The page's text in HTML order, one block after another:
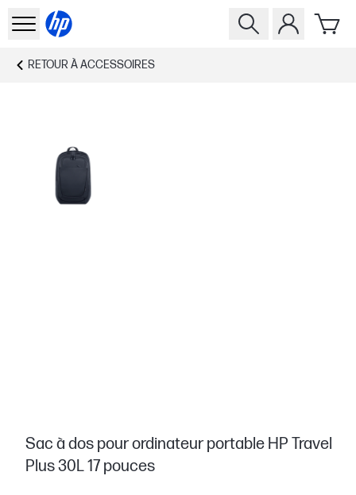
RETOUR ÀACCESSOIRES
Sac à dos pour ordinateur portable HP Travel
Plus 30L 17 pouces